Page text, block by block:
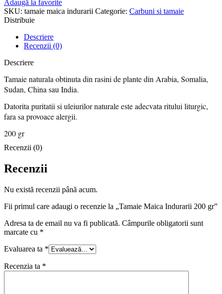
Adaugă la favorite
SKU: tamaie maica indurarii Categorie: Carbuni si tamaie
Distribuie
Descriere
Recenzii (0)
Descriere
Tamaie naturala obtinuta din rasini de plante din Arabia, Somalia,
Sudan, China sau India.
Datorita puritatii si uleiurilor naturale este adecvata ritului liturgic,
fara sa provoace alergii.
200 gr
Recenzii (0)
Recenzii
Nu există recenzii până acum.
Fii primul care adaugi o recenzie la „Tamaie Maica Indurarii 200 gr”
Adresa ta de email nu va fi publicată. Câmpurile obligatorii sunt
marcate cu *
Evaluarea ta *
Recenzia ta *